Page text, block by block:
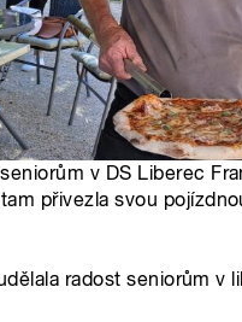
v DS Liberec
přivezla svou
radost seniorům v